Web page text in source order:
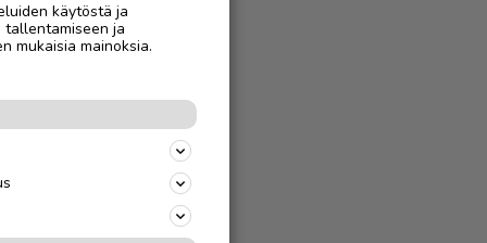
käytöstä ja
ja
mukaisia mainoksia.